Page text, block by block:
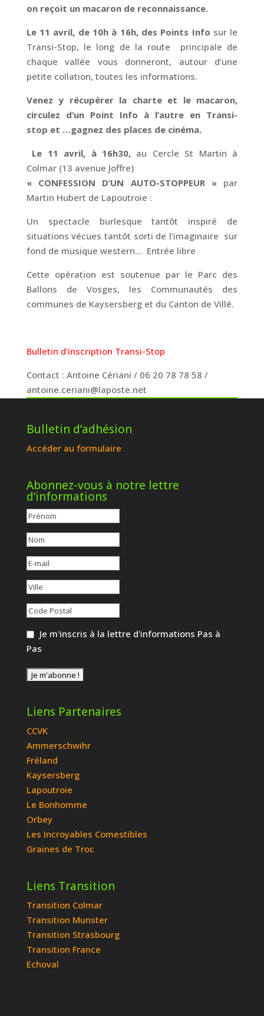
on reçoit un macaron de reconnaissance.
Le 11 avril, de 10h à 16h, des Points Info sur le
Transi-Stop, le long de la route principale de
chaque vallée vous donneront, autour d’une
petite collation, toutes les informations.
Venez y récupérer la charte et le macaron,
circulez d’un Point Info à l’autre en Transi-
stop et …gagnez des places de cinéma.
Le 11 avril, à 16h30, au Cercle St Martin à
Colmar (13 avenue Joffre)
« CONFESSION D’UN AUTO-STOPPEUR »par
Martin Hubert de Lapoutroie :
Un spectacle burlesque tantôt inspiré de
situations vécues tantôt sorti de l’imaginaire sur
fond de musique western… Entrée libre
Cette opération est soutenue par le Parc des
Ballons de Vosges, les Communautés des
communes de Kaysersberg et du Canton de Villé.
Bulletin d’inscription Transi-Stop
Contact : Antoine Cériani / 06 20 78 78 58 /
antoine.ceriani@laposte.net
Bulletin d’adhésion
Accéder au formulaire
Abonnez-vous à notre lettre
d’informations
Je m'inscris à la lettre d'informations Pas à
Pas
Liens Partenaires
CCVK
Ammerschwihr
Fréland
Kaysersberg
Lapoutroie
Le Bonhomme
Orbey
Les Incroyables Comestibles
Graines de Troc
Liens Transition
Transition Colmar
Transition Munster
Transition Strasbourg
Transition France
Echoval